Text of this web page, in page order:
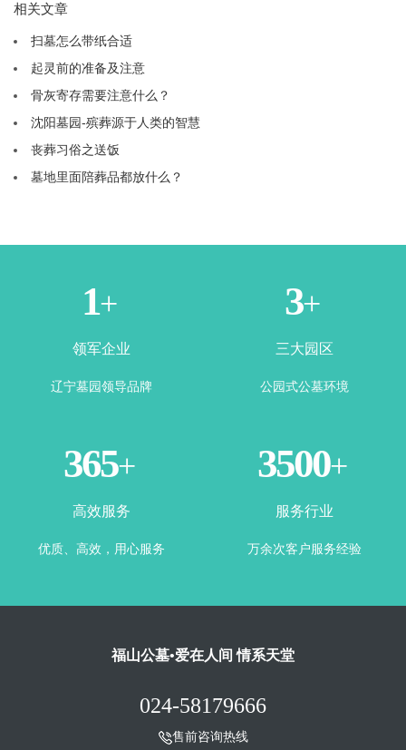
相关文章
扫墓怎么带纸合适
起灵前的准备及注意
骨灰寄存需要注意什么？
沈阳墓园-殡葬源于人类的智慧
丧葬习俗之送饭
墓地里面陪葬品都放什么？
1+
领军企业
辽宁墓园领导品牌
3+
三大园区
公园式公墓环境
365+
高效服务
优质、高效，用心服务
3500+
服务行业
万余次客户服务经验
福山公墓•爱在人间 情系天堂
024-58179666
售前咨询热线